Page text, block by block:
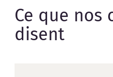
Ce que nos
disent